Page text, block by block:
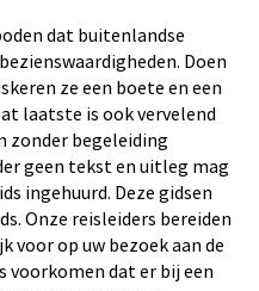
dat buitenlandse
Doen
ze een boete en een
laatste is ook vervelend
zonder begeleiding
geen tekst en uitleg mag
ingehuurd. Deze gidsen
Onze reisleiders bereiden
voor op uw bezoek aan de
voorkomen dat er bij een